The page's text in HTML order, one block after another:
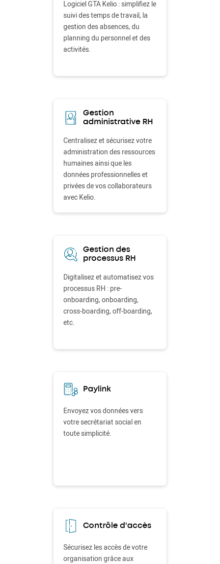
Logiciel GTA Kelio : simplifiez le
suivi des temps de travail, la
gestion des absences, du
planning du personnel et des
activités.
Gestion
administrative RH
Centralisez et sécurisez votre
administration des ressources
humaines ainsi que les
données professionnelles et
privées de vos collaborateurs
avec Kelio.
Gestion des
processus RH
Digitalisez et automatisez vos
processus RH : pre-
onboarding, onboarding,
cross-boarding, off-boarding,
etc.
Paylink
Envoyez vos données vers
votre secrétariat social en
toute simplicité.
Contrôle d'accès
Sécurisez les accès de votre
organisation grâce aux